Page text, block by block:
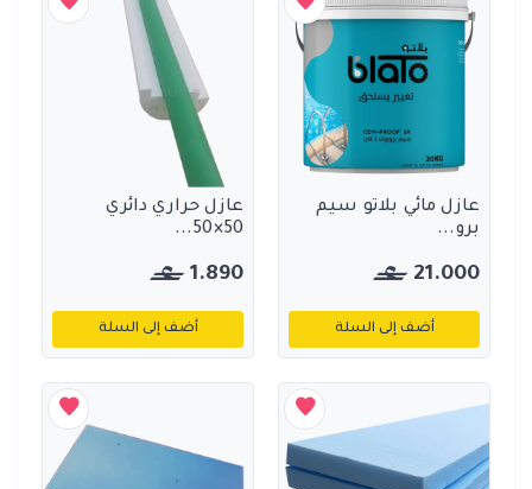
عازل مائي بلاتو سيم
برو...
21.000
أضف إلى السلة
عازل حراري دائري
50×50...
1.890
أضف إلى السلة